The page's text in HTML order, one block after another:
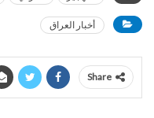
أخبار العراق
Share